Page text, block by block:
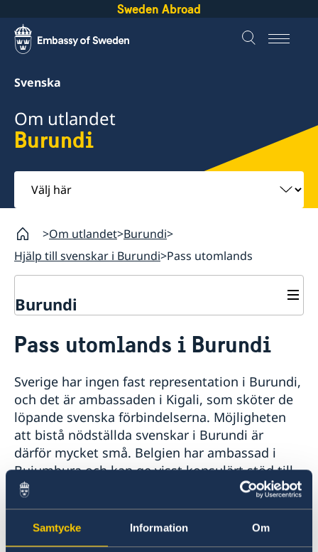
Samtycke Information Om
Sweden Abroad
Svenska
Om utlandet
Burundi
Välj
här
Om utlandet Burundi
Hjälp till svenskar i Burundi Pass utomlands
Burundi
Hjälp till svenskar i Burundi
Pass utomlands
Akut hjälp
Hjälp kring medborgarskap
Reseinformation
Ambassadens reseinformation
Aktuella händelser
Allmänna säkerhetsläget
Terrorism
Naturförhållanden och katastrofer
In- och utresebestämmelser
Inför resan
Behöver jag visum?
Terrorism och turism
Utvecklingssamarbete
Pass utomlands i Burundi
Sverige har ingen fast representation i Burundi,
och det är ambassaden i Kigali, som sköter de
löpande svenska förbindelserna. Möjligheten
att bistå nödställda svenskar i Burundi är
därför mycket små. Belgien har ambassad i
Bujumbura och kan ge visst konsulärt stöd till
EU-medborgare. Svenska medborgare som
uppehåller sig i Burundi uppmanas anmäla sig
till Belgiens ambassad. Se kontaktuppgifter
nedan: